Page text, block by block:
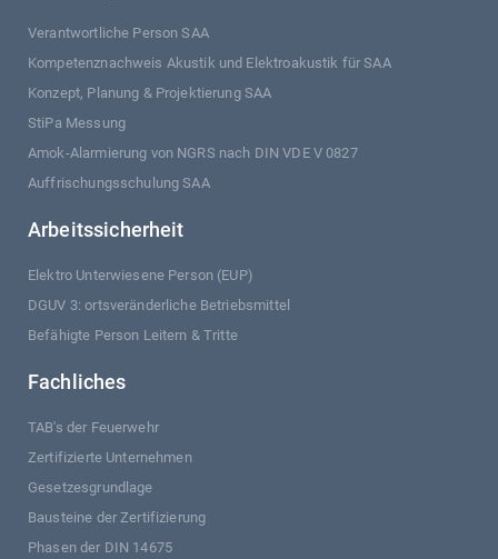
Verantwortliche Person SAA
Kompetenznachweis Akustik und Elektroakustik für SAA
Konzept, Planung & Projektierung SAA
StiPa Messung
Amok-Alarmierung von NGRS nach DIN VDE V 0827
Auffrischungsschulung SAA
Arbeitssicherheit
Elektro Unterwiesene Person (EUP)
DGUV 3: ortsveränderliche Betriebsmittel
Befähigte Person Leitern & Tritte
Fachliches
TAB's der Feuerwehr
Zertifizierte Unternehmen
Gesetzesgrundlage
Bausteine der Zertifizierung
Phasen der DIN 14675